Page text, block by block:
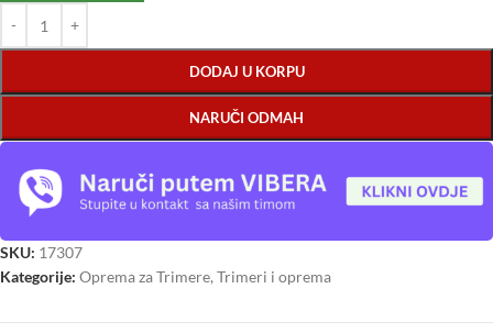
DODAJ U KORPU
NARUČI ODMAH
SKU: 17307
Kategorije: Oprema za Trimere, Trimeri i oprema